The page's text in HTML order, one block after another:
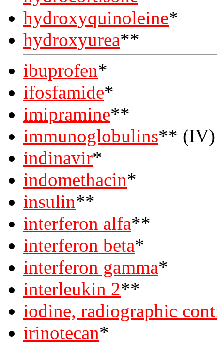
hydroxyquinoleine*
hydroxyurea**
ibuprofen*
ifosfamide*
imipramine**
immunoglobulins** (IV)
indinavir*
indomethacin*
insulin**
interferon alfa**
interferon beta*
interferon gamma*
interleukin 2**
iodine, radiographic
irinotecan*